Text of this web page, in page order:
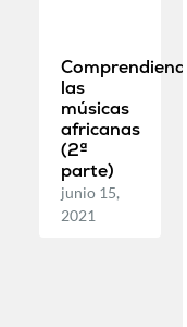
Comprendiendo
las
músicas
africanas
(2ª
parte)
junio 15,
2021